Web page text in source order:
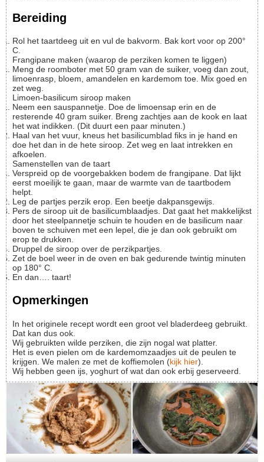
Bereiding
Rol het taartdeeg uit en vul de bakvorm. Bak kort voor op 200°
C.
Frangipane maken (waarop de perziken komen te liggen)
Meng de roomboter met 50 gram van de suiker, voeg dan zout,
limoenrasp, bloem, amandelen en kardemom toe. Mix goed en
zet weg.
Limoen-basilicum siroop maken
Neem een sauspannetje. Doe de limoensap erin en de
resterende 40 gram suiker. Breng zachtjes aan de kook en laat
het wat indikken. (Dit duurt een paar minuten.)
Haal van het vuur, kneus het basilicumblad fiks in je hand en
doe het dan in de hete siroop. Zet weg en laat intrekken en
afkoelen.
Samenstellen van de taart
Verspreid op de voorgebakken bodem de frangipane. Dat lijkt
eerst moeilijk te gaan, maar de warmte van de taartbodem
helpt.
Leg de partjes perzik erop. Een beetje dakpansgewijs.
Pers de siroop uit de basilicumblaadjes. Dat gaat het makkelijkst
door het steelpannetje schuin te houden en de basilicum naar
boven te schuiven met een lepel, die je dan ook gebruikt om
erop te drukken.
Druppel de siroop over de perzikpartjes.
Zet de boel weer in de oven en bak gedurende twintig minuten
op 180° C.
En dan…. taart!
Opmerkingen
In het originele recept wordt een groot vel bladerdeeg gebruikt.
Dat kan dus ook.
Wij gebruikten wilde perziken, die zijn nogal wat platter.
Het is even pielen om de kardemomzaadjes uit de peulen te
krijgen. We malen ze met de koffiemolen (kijk hier).
Wij hebben geen ijs, yoghurt of wat dan ook erbij geserveerd.